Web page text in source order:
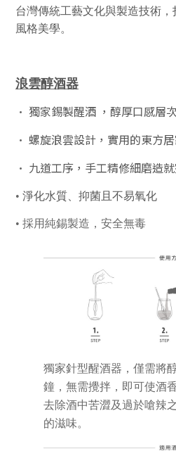
台灣傳統工藝文化與製造技術
風格美學。
浪雲醇酒器
• 獨家錫製醒酒 ，醇厚口感層
• 螺旋浪雲設計，實用的東方
• 九道工序，手工精修細磨造
• 淨化水質、抑菌且不易氧化
• 採用純錫製造，安全無毒
獨家針型醒酒器，僅需將
鐘，無需攪拌，即可使酒
去除酒中苦澀及過於嗆辣
的滋味。